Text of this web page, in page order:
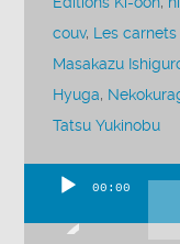
couv, Les
Masakazu
Hyuga,
Tatsu Yukinobu
audio
00:00